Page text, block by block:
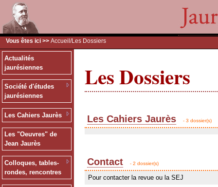
Vous êtes ici >> Accueil /Les Dossiers
Actualités
jaurésiennes
Société d'études
jaurésiennes
Les Cahiers Jaurès
Les "Oeuvres" de
Jean Jaurès
Colloques, tables-
rondes, rencontres
Les Dossiers
Les Cahiers Jaurès - 3 dossier(s)
Contact - 2 dossier(s)
Pour contacter la revue ou la SEJ